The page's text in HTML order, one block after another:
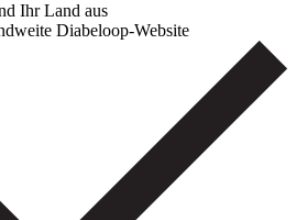
Ihr Land aus
Diabeloop-Website